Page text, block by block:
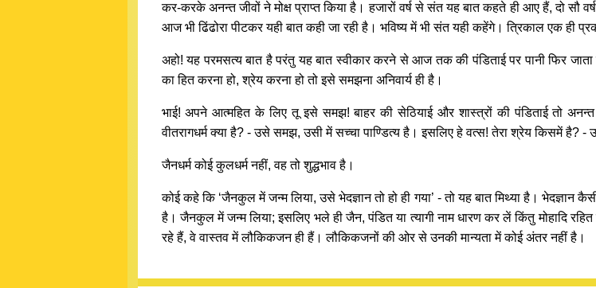
कर-करके अनन्त जीवों ने मोक्ष प्राप्त किया है। हजारों वर्ष से संत यह बात कहते ही आए हैं, दो सौ
आज भी ढिंढोरा पीटकर यही बात कही जा रही है। भविष्य में भी संत यही कहेंगे। त्रिकाल एक ही
अहो! यह परमसत्य बात है परंतु यह बात स्वीकार करने से आज तक की पंडिताई पर पानी फिर
का हित करना हो, श्रेय करना हो तो इसे समझना अनिवार्य ही है।
भाई! अपने आत्महित के लिए तू इसे समझ! बाहर की सेठियाई और शास्त्रों की पंडिताई तो
वीतरागधर्म क्या है? - उसे समझ, उसी में सच्चा पाण्डित्य है। इसलिए हे वत्स! तेरा श्रेय किसमें
जैनधर्म कोई कुलधर्म नहीं, वह तो शुद्धभाव है।
कोई कहे कि ‘जैनकुल में जन्म लिया, उसे भेदज्ञान तो हो ही गया’ - तो यह बात मिथ्या है। भेदज्ञान
है। जैनकुल में जन्म लिया; इसलिए भले ही जैन, पंडित या त्यागी नाम धारण कर लें किंतु मोहादि
रहे हैं, वे वास्तव में लौकिकजन ही हैं। लौकिकजनों की ओर से उनकी मान्यता में कोई अंतर नहीं है।